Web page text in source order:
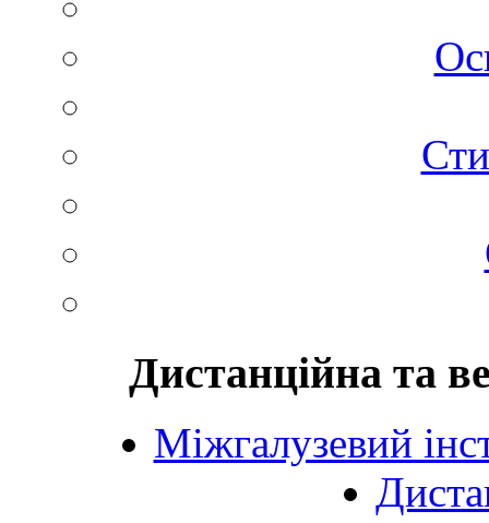
Дистанційна та
Міжгалузевий